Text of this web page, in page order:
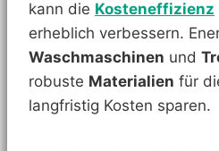
kann die Kosteneffizienz
erheblich verbessern.
Waschmaschinen und
robuste Materialien für
langfristig Kosten sparen.